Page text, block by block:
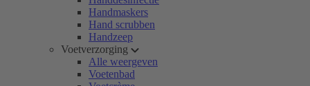
Handmaskers
Hand scrubben
Handzeep
Voetverzorging
Alle weergeven
Voetenbad